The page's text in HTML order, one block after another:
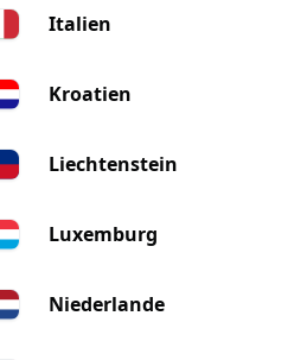
Italien
Kroatien
Liechtenstein
Luxemburg
Niederlande